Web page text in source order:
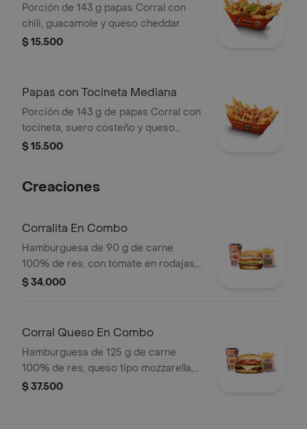
Porción de 143 g papas Corral con
chili, guacamole y queso cheddar.
$ 15.500
Papas con Tocineta Mediana
Porción de 143 g de papas Corral con
tocineta, suero costeño y queso
cheddar.
$ 15.500
Creaciones
Corralita En Combo
Hamburguesa de 90 g de carne
100% de res, con tomate en rodajas,
cebolla en rodajas, lechuga, salsa
pet
$ 34.000
Corral Queso En Combo
Hamburguesa de 125 g de carne
100% de res, queso tipo mozzarella,
tomate en rodajas, cebolla en rodajas,
$ 37.500